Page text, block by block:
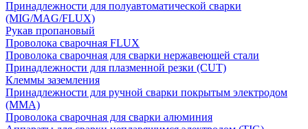
Принадлежности для полуавтоматической сварки
(MIG/MAG/FLUX)
Рукав пропановый
Проволока сварочная FLUX
Проволока сварочная для сварки нержавеющей стали
Принадлежности для плазменной резки (CUT)
Клеммы заземления
Принадлежности для ручной сварки покрытым электродом
(MMA)
Проволока сварочная для сварки алюминия